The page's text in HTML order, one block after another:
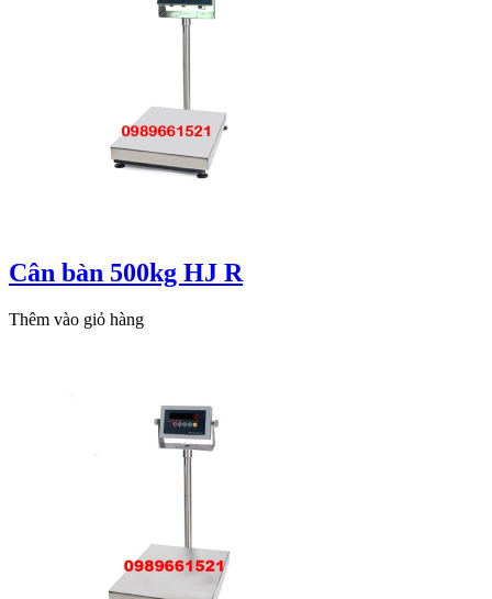
Cân bàn 500kg HJ R
Thêm vào giỏ hàng